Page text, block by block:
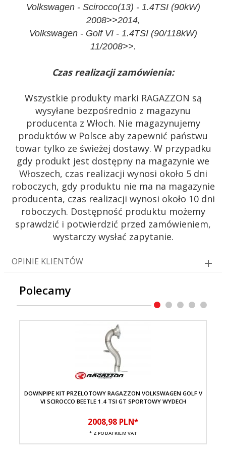
Volkswagen - Scirocco(13) - 1.4TSI (90kW)
2008>>2014,
Volkswagen - Golf VI - 1.4TSI (90/118kW)
11/2008>>.
Czas realizacji zamówienia:
Wszystkie produkty marki RAGAZZON są
wysyłane bezpośrednio z magazynu
producenta z Włoch. Nie magazynujemy
produktów w Polsce aby zapewnić państwu
towar tylko ze świeżej dostawy. W przypadku
gdy produkt jest dostępny na magazynie we
Włoszech, czas realizacji wynosi około 5 dni
roboczych, gdy produktu nie ma na magazynie
producenta, czas realizacji wynosi około 10 dni
roboczych. Dostępność produktu możemy
sprawdzić i potwierdzić przed zamówieniem,
wystarczy wysłać zapytanie.
OPINIE KLIENTÓW
Polecamy
DOWNPIPE KIT PRZELOTOWY RAGAZZON VOLKSWAGEN GOLF V
VI SCIROCCO BEETLE 1.4 TSI GT SPORTOWY WYDECH
2008,98 PLN*
* Z PODATKIEM VAT